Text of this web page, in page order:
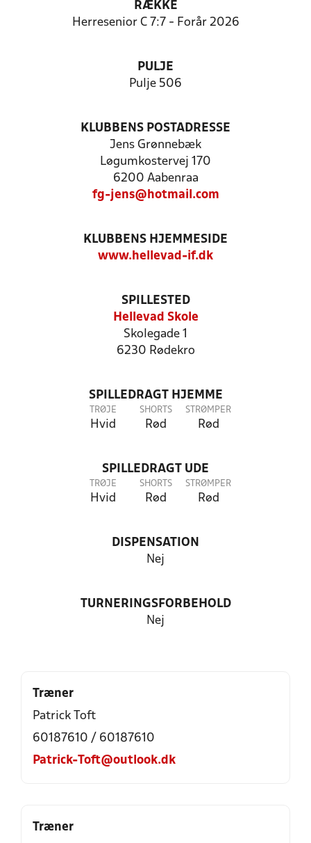
RÆKKE
Herresenior C 7:7 - Forår 2026
PULJE
Pulje 506
KLUBBENS POSTADRESSE
Jens Grønnebæk
Løgumkostervej 170
6200 Aabenraa
fg-jens@hotmail.com
KLUBBENS HJEMMESIDE
www.hellevad-if.dk
SPILLESTED
Hellevad Skole
Skolegade 1
6230 Rødekro
SPILLEDRAGT HJEMME
TRØJE
Hvid
SHORTS
Rød
STRØMPER
Rød
SPILLEDRAGT UDE
TRØJE
Hvid
SHORTS
Rød
STRØMPER
Rød
DISPENSATION
Nej
TURNERINGSFORBEHOLD
Nej
Træner
Patrick Toft
60187610 / 60187610
Patrick-Toft@outlook.dk
Træner